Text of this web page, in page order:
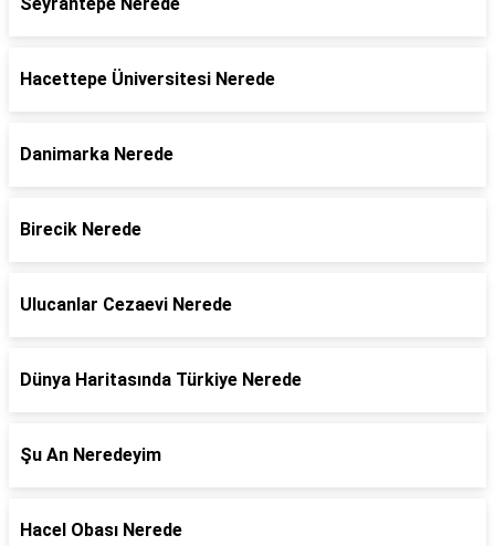
Hacettepe Üniversitesi Nerede
Danimarka Nerede
Birecik Nerede
Ulucanlar Cezaevi Nerede
Dünya Haritasında Türkiye Nerede
Şu An Neredeyim
Hacel Obası Nerede